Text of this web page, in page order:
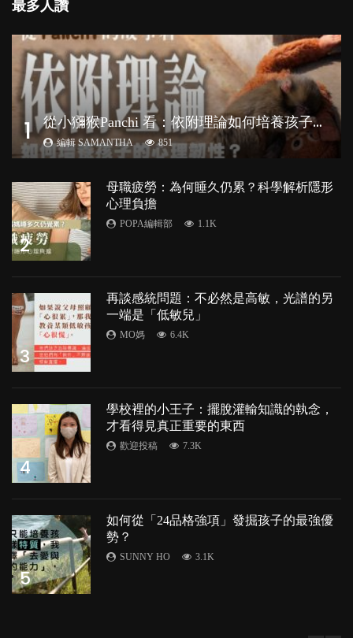
最多人讚
1 從
小獼猴Panchi 看：依附理論如何培養孩子心理韌性？
編輯 SAMANTHA 851
2
母職疲勞：為何睡久仍累？科學解析隱形
心理負擔
POPA編輯部 1.1K
3
再談感統問題：不必然是高敏，光譜的另
一端是「低敏兒」
MO媽 6.4K
4
學校裡的小王子：擺脫灌輸知識的執念，
才看得見真正重要的東西
歡迎投稿 7.3K
5
如何從「24品格強項」發掘孩子的最強優
勢？
SUNNY HO 3.1K